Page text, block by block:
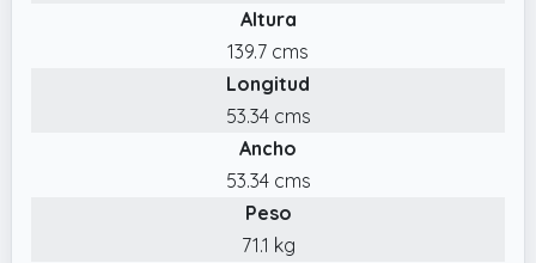
✔️ INTERCAMBIADOR DE CALOR EFICIENTE:
serpentina con una superficie muy amplia
para un intercambio de calor óptimo. La
superficie lisa del registro garantiza un flujo
Altura
139.7 cms
Longitud
53.34 cms
Ancho
53.34 cms
Peso
71.1 kg